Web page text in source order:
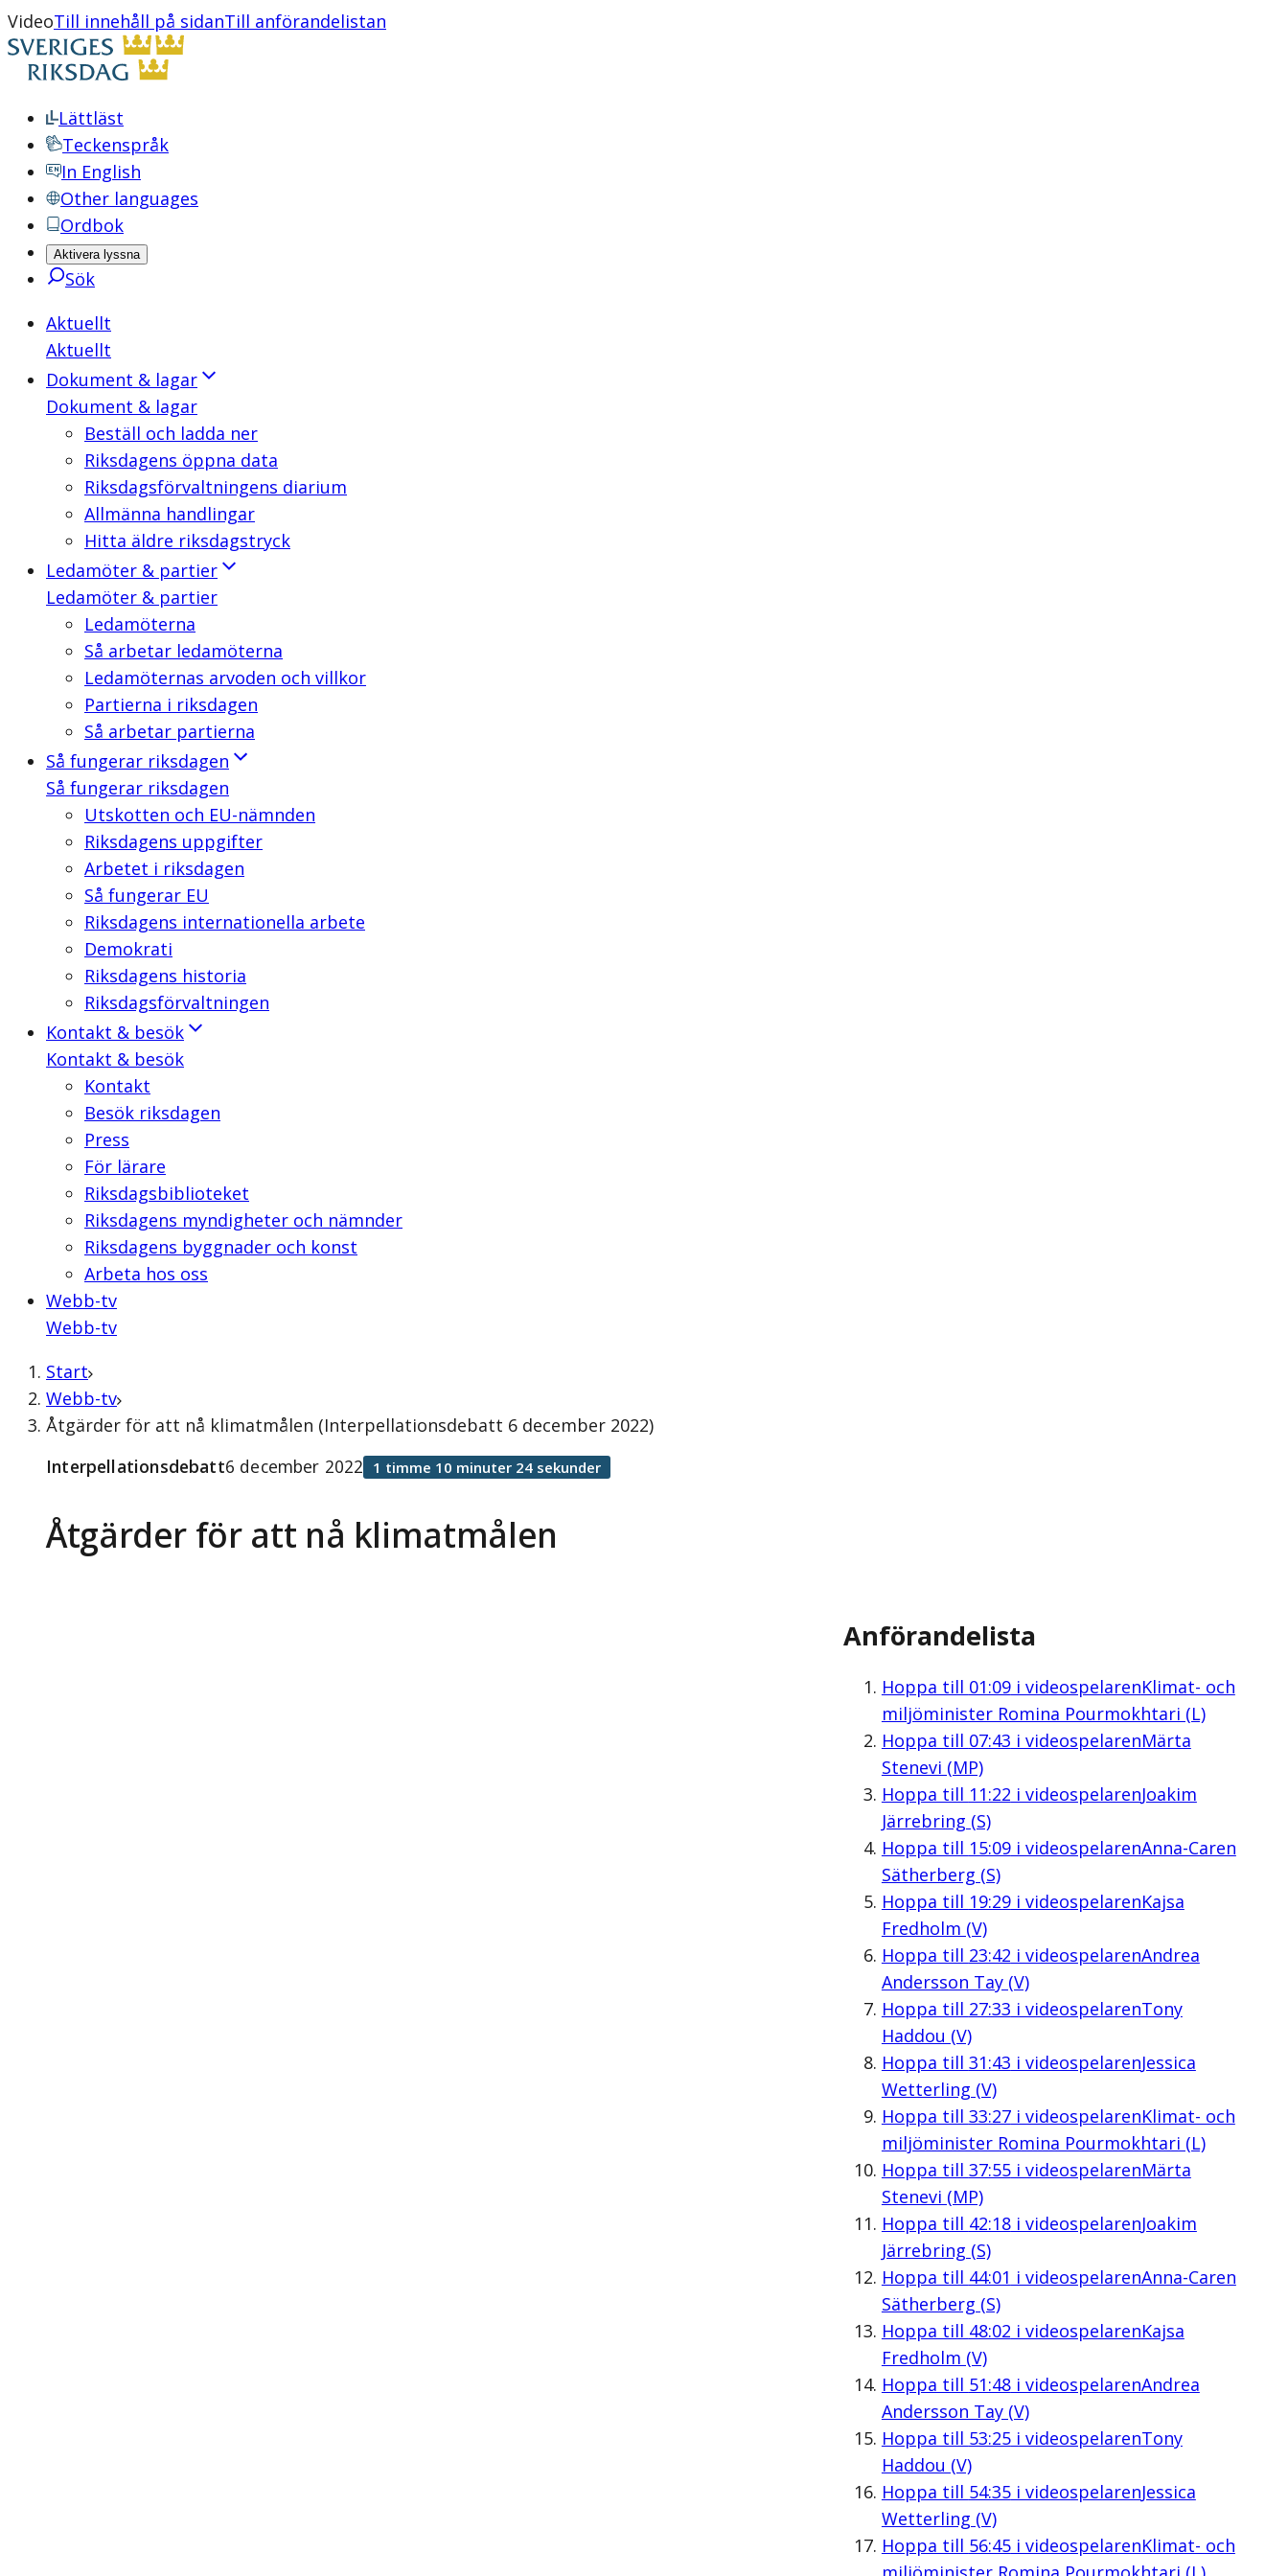
VideoTill innehåll på sidanTill anförandelistan
Lättläst
Teckenspråk
In English
Other languages
Ordbok
Aktivera lyssna
Sök
Aktuellt
Aktuellt
Dokument & lagar
Dokument & lagar
Beställ och ladda ner
Riksdagens öppna data
Riksdagsförvaltningens diarium
Allmänna handlingar
Hitta äldre riksdagstryck
Ledamöter & partier
Ledamöter & partier
Ledamöterna
Så arbetar ledamöterna
Ledamöternas arvoden och villkor
Partierna i riksdagen
Så arbetar partierna
Så fungerar riksdagen
Så fungerar riksdagen
Utskotten och EU-nämnden
Riksdagens uppgifter
Arbetet i riksdagen
Så fungerar EU
Riksdagens internationella arbete
Demokrati
Riksdagens historia
Riksdagsförvaltningen
Kontakt & besök
Kontakt & besök
Kontakt
Besök riksdagen
Press
För lärare
Riksdagsbiblioteket
Riksdagens myndigheter och nämnder
Riksdagens byggnader och konst
Arbeta hos oss
Webb-tv
Webb-tv
Start
Webb-tv
Åtgärder för att nå klimatmålen (Interpellationsdebatt 6 december 2022)
Åtgärder för att nå klimatmålen
Interpellationsdebatt6 december 2022 1 timme 10 minuter 24 sekunder
Anförandelista
Hoppa till 01:09i videospelarenKlimat- och
miljöminister Romina Pourmokhtari (L)
Hoppa till 07:43 i videospelarenMärta
Stenevi (MP)
Hoppa till 11:22 i videospelarenJoakim
Järrebring (S)
Hoppa till 15:09i videospelarenAnna-Caren
Sätherberg (S)
Hoppa till 19:29i videospelarenKajsa
Fredholm (V)
Hoppa till 23:42 i videospelarenAndrea
Andersson Tay (V)
Hoppa till 27:33 i videospelarenTony
Haddou (V)
Hoppa till 31:43 i videospelarenJessica
Wetterling (V)
Hoppa till 33:27i videospelarenKlimat- och
miljöminister Romina Pourmokhtari (L)
Hoppa till 37:55i videospelarenMärta
Stenevi (MP)
Hoppa till 42:18i videospelarenJoakim
Järrebring (S)
Hoppa till 44:01 i videospelarenAnna-Caren
Sätherberg (S)
Hoppa till 48:02 i videospelarenKajsa
Fredholm (V)
Hoppa till 51:48i videospelarenAndrea
Andersson Tay (V)
Hoppa till 53:25i videospelarenTony
Haddou (V)
Hoppa till 54:35i videospelarenJessica
Wetterling (V)
Hoppa till 56:45i videospelarenKlimat- och